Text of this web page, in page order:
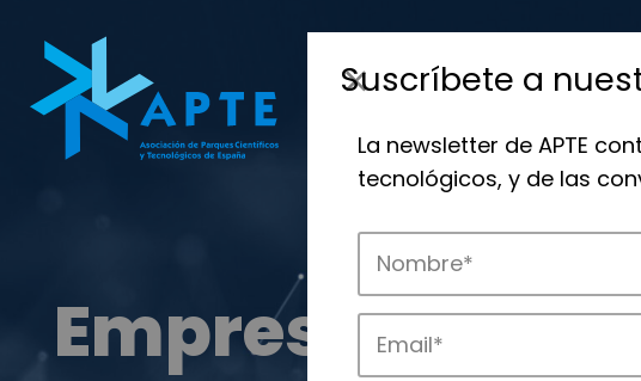
Empresas
Suscríbete a
La newsletter de APTE
tecnológicos, y de las